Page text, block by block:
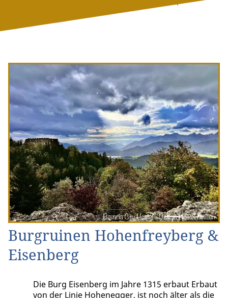
Burgruinen Hohenfreyberg &
Eisenberg
Die Burg Eisenberg im Jahre 1315 erbaut Erbaut
von der Linie Hohenegger, ist noch älter als die